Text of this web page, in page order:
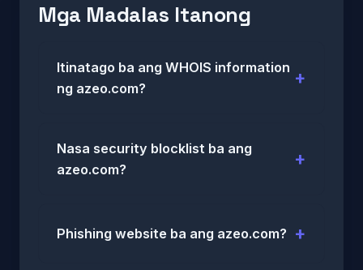
Mga Madalas Itanong
Itinatago ba ang WHOIS information
ng azeo.com?
Nasa security blocklist ba ang
azeo.com?
Phishing website ba ang azeo.com?